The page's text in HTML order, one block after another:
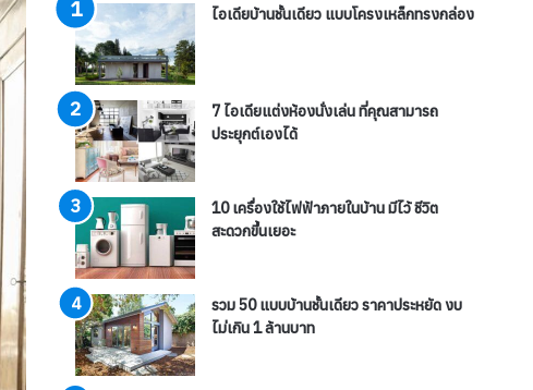
ไอเดียบ้านชั้นเดียว แบบโครงเหล็กทรงกล่อง
7 ไอเดียแต่งห้องนั่งเล่น ที่คุณสามารถ
ประยุกต์เองได้
10 เครื่องใช้ไฟฟ้าภายในบ้าน มีไว้ ชีวิต
สะดวกขึ้นเยอะ
รวม 50 แบบบ้านชั้นเดียว ราคาประหยัด งบ
ไม่เกิน 1 ล้านบาท